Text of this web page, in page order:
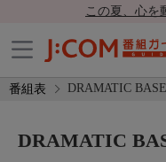
この夏、心を
番組表 DRAMATIC
DRAMATIC